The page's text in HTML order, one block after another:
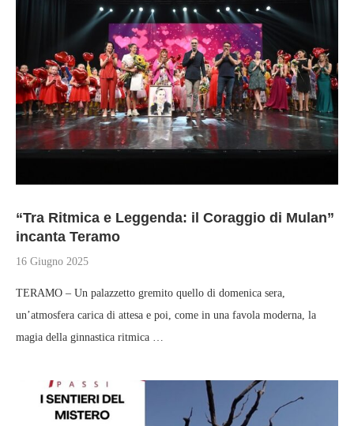
“Tra Ritmica e Leggenda: il Coraggio di Mulan”
incanta Teramo
16 Giugno 2025
TERAMO – Un palazzetto gremito quello di domenica sera,
un’atmosfera carica di attesa e poi, come in una favola moderna, la
magia della ginnastica ritmica …